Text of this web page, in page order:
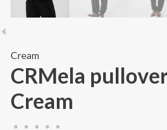
Cream
CRMela
Cream
• • • •
•